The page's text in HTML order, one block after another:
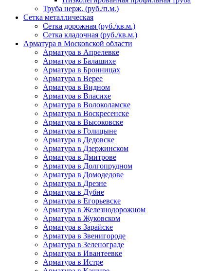
Труба нерж. (руб./п.м.)
Сетка металлическая
Сетка дорожная (руб./кв.м.)
Сетка кладочная (руб./кв.м.)
Арматура в Московской области
Арматура в Апрелевке
Арматура в Балашихе
Арматура в Бронницах
Арматура в Верее
Арматура в Видном
Арматура в Власихе
Арматура в Волоколамске
Арматура в Воскресенске
Арматура в Высоковске
Арматура в Голицыне
Арматура в Дедовске
Арматура в Дзержинском
Арматура в Дмитрове
Арматура в Долгопрудном
Арматура в Домодедове
Арматура в Дрезне
Арматура в Дубне
Арматура в Егорьевске
Арматура в Железнодорожном
Арматура в Жуковском
Арматура в Зарайске
Арматура в Звенигороде
Арматура в Зеленограде
Арматура в Ивантеевке
Арматура в Истре